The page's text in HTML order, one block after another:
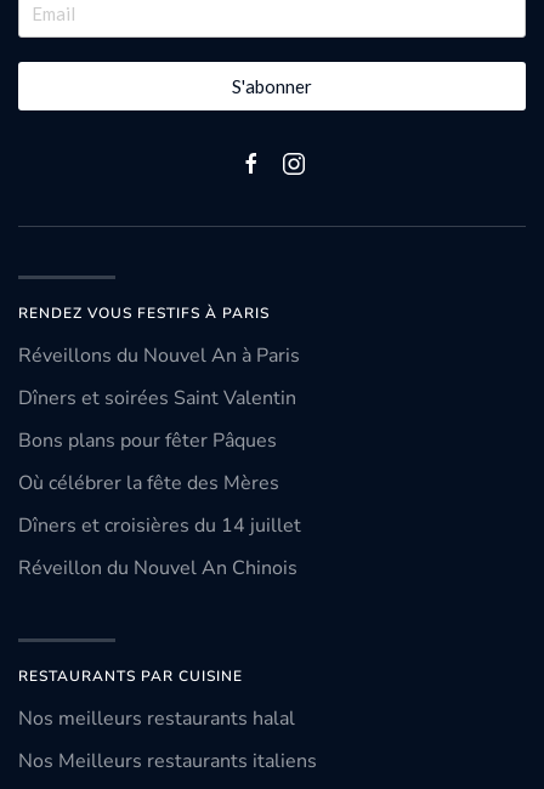
S'abonner
RENDEZ VOUS FESTIFS À PARIS
Réveillons du Nouvel An à Paris
Dîners et soirées Saint Valentin
Bons plans pour fêter Pâques
Où célébrer la fête des Mères
Dîners et croisières du 14 juillet
Réveillon du Nouvel An Chinois
RESTAURANTS PAR CUISINE
Nos meilleurs restaurants halal
Nos Meilleurs restaurants italiens